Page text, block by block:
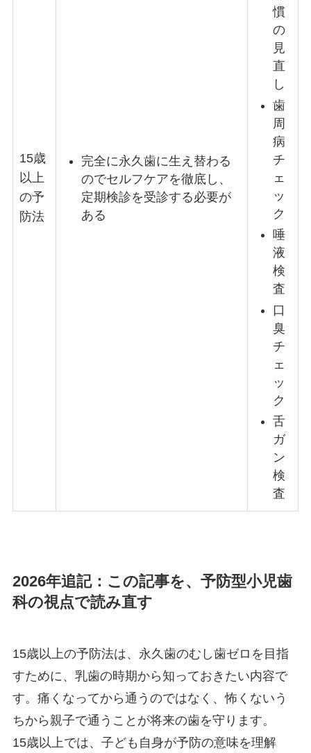
15歳
以上
の予
防法
完全に永久歯に生え替わる
のでセルフケアを徹底し、
定期検診を受診する必要が
ある
慣
の
見
直
し
歯
周
病
チ
ェ
ッ
ク
唾
液
検
査
口
臭
チ
ェ
ッ
ク
舌
ガ
ン
検
査
2026年追記：この記事を、予防型小児歯
科の視点で読み直す
15歳以上の予防法は、永久歯のむし歯ゼロを目指
すために、乳歯の時期から知っておきたい内容で
す。痛くなってから通うのではなく、怖くないう
ちから親子で通うことが将来の歯を守ります。
15歳以上では、子ども自身が予防の意味を理解